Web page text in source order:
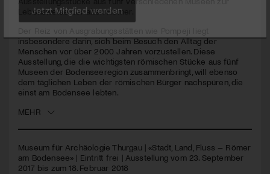
Lebensweise der alten Römer.
insbesondere darin, sich beim Besuch den Alltag der
Menschen vor über 2000 Jahren vorzustellen. Diese
Ausstellung, die die wichtigsten römischen Stücke aus fünf
Museen der Bodenseeregion zusammenbringt, will ebenso
dem täglichen Leben der römischen Bürger nachspüren, die
einst am Bodensee lebten.
MEHR
Museum für Archäologie Thurgau | «Stadt, Land, Fluss – Römer
am Bodensee» | Eintritt frei | Ausstellung vom 23. September
2017 bis zum 18. Februar 2018